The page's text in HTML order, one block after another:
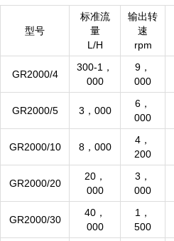
型号
标准流
量
L/H
输出转
速
rpm
GR2000/4
300-1，
000
9，
000
GR2000/5 3，000
6，
000
GR2000/10 8，000
4，
200
GR2000/20
20，
000
3，
000
GR2000/30
40，
000
1，
500